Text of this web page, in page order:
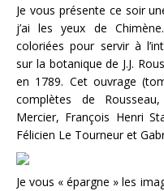
Je vous présente ce soir
j’ai les yeux de
coloriées pour servir à
sur la botanique de J.J.
en 1789. Cet ouvrage
complètes de
Mercier, François Henri
Félicien Le Tourneur et
Je vous « épargne » les